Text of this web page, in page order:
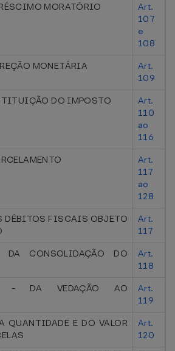
MORATÓRIO
Art.
107
e
108
MONETÁRIA
Art.
109
DO IMPOSTO
Art.
110
ao
116
Art.
117
ao
128
DÉBITOS FISCAIS OBJETO
Art.
117
CONSOLIDAÇÃO DO
Art.
118
- DA VEDAÇÃO AO
Art.
119
QUANTIDADE E DO VALOR
Art.
120